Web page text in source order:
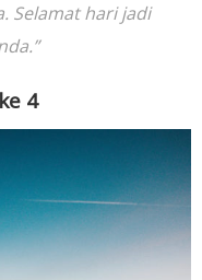
Selamat hari jadi
4